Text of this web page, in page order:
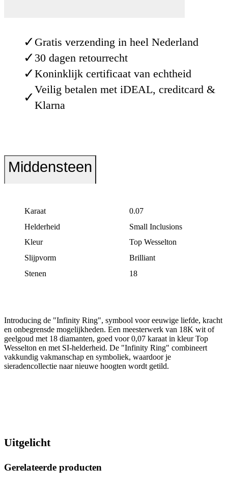
✓ Gratis verzending in heel Nederland
✓ 30 dagen retourrecht
✓Koninklijk certificaat van echtheid
✓
Veilig betalen met iDEAL, creditcard &
Klarna
Middensteen
Karaat
0.07
Helderheid
Small Inclusions
Kleur
Top Wesselton
Slijpvorm
Brilliant
Stenen
18
Introducing de "Infinity Ring", symbool voor eeuwige liefde, kracht
en onbegrensde mogelijkheden. Een meesterwerk van 18K wit of
geelgoud met 18 diamanten, goed voor 0,07 karaat in kleur Top
Wesselton en met SI-helderheid. De "Infinity Ring" combineert
vakkundig vakmanschap en symboliek, waardoor je
sieradencollectie naar nieuwe hoogten wordt getild.
Uitgelicht
Gerelateerde producten